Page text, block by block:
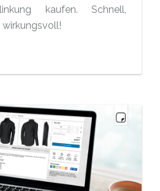
kaufen. Schnell,